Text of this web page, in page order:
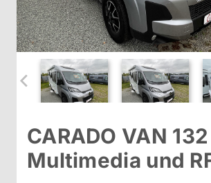
CARADO VAN
Multimedia und